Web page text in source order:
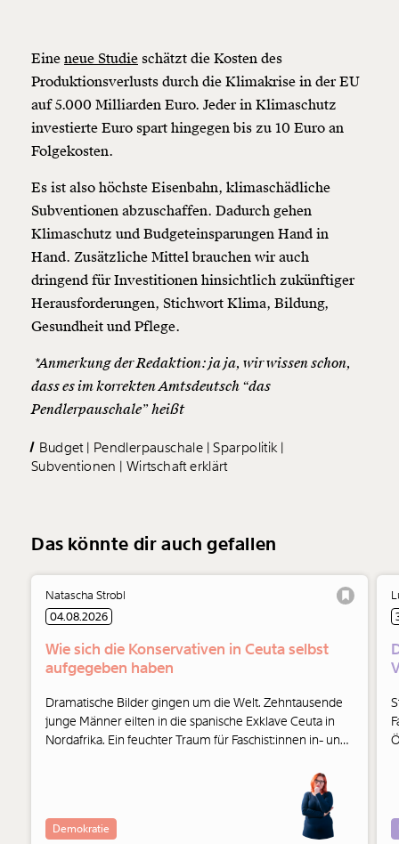
Eine neue Studie schätzt die Kosten des
Produktionsverlusts durch die Klimakrise in der EU
auf 5.000 Milliarden Euro. Jeder in Klimaschutz
investierte Euro spart hingegen bis zu 10 Euro an
Folgekosten.
Es ist also höchste Eisenbahn, klimaschädliche
Subventionen abzuschaffen. Dadurch gehen
Klimaschutz und Budgeteinsparungen Hand in
Hand. Zusätzliche Mittel brauchen wir auch
dringend für Investitionen hinsichtlich zukünftiger
Herausforderungen, Stichwort Klima, Bildung,
Gesundheit und Pflege.
*Anmerkung der Redaktion: ja ja, wir wissen schon,
dass es im korrekten Amtsdeutsch “das
Pendlerpauschale” heißt
Budget Pendlerpauschale Sparpolitik
Subventionen
Wirtschaft erklärt
Das könnte dir auch gefallen
Natascha Strobl
04.08.2026
Wie sich die Konservativen in Ceuta selbst
aufgegeben haben
Dramatische Bilder gingen um die Welt. Zehntausende
junge Männer eilten in die spanische Exklave Ceuta in
Nordafrika. Ein feuchter Traum für Faschist:innen in- und
Demokratie